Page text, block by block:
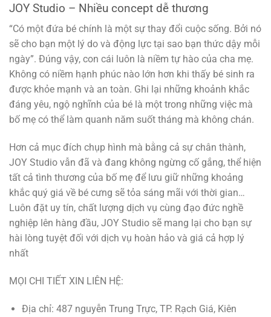
JOY Studio – Nhiều concept dễ thương
“Có một đứa bé chính là một sự thay đổi cuộc sống. Bởi nó
sẽ cho bạn một lý do và động lực tại sao bạn thức dậy mỗi
ngày”. Đúng vậy, con cái luôn là niềm tự hào của cha mẹ.
Không có niềm hạnh phúc nào lớn hơn khi thấy bé sinh ra
được khỏe mạnh và an toàn. Ghi lại những khoảnh khắc
đáng yêu, ngộ nghĩnh của bé là một trong những việc mà
bố mẹ có thể làm quanh năm suốt tháng mà không chán.
Hơn cả mục đích chụp hình mà bằng cả sự chân thành,
JOY Studio vẫn đã và đang không ngừng cố gắng, thể hiện
tất cả tình thương của bố mẹ để lưu giữ những khoảng
khắc quý giá về bé cưng sẽ tỏa sáng mãi với thời gian…
Luôn đặt uy tín, chất lượng dịch vụ cùng đạo đức nghề
nghiệp lên hàng đầu, JOY Studio sẽ mang lại cho bạn sự
hài lòng tuyệt đối với dịch vụ hoàn hảo và giá cả hợp lý
nhất
MỌI CHI TIẾT XIN LIÊN HỆ:
Địa chỉ: 487 nguyễn Trung Trực, TP. Rạch Giá, Kiên